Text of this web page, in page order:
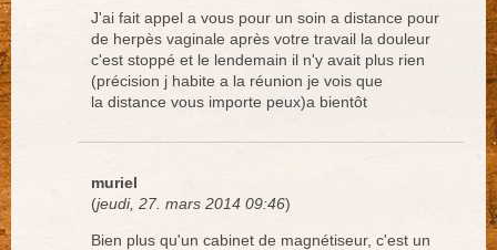
J'ai fait appel a vous pour un soin a distance pour
de herpès vaginale après votre travail la douleur
c'est stoppé et le lendemain il n'y avait plus rien
(précision j habite a la réunion je vois que
la distance vous importe peux)a bientôt
muriel
(jeudi, 27. mars 2014 09:46)
Bien plus qu'un cabinet de magnétiseur, c'est un